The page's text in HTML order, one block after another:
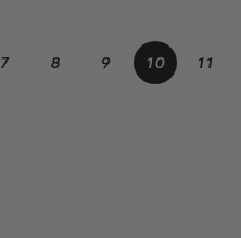
7 8 9 10 11